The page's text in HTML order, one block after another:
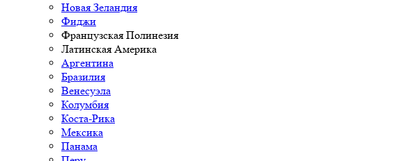
Новая Зеландия
Фиджи
Французская Полинезия
Латинская Америка
Аргентина
Бразилия
Венесуэла
Колумбия
Коста-Рика
Мексика
Панама